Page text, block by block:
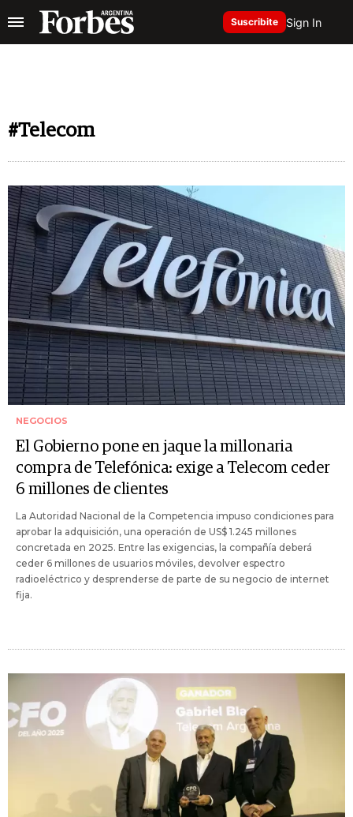
Suscribite Sign In
#Telecom
NEGOCIOS
El Gobierno pone en jaque la millonaria
compra de Telefónica: exige a Telecom ceder
6 millones de clientes
La Autoridad Nacional de la Competencia impuso condiciones para
aprobar la adquisición, una operación de US$ 1.245 millones
concretada en 2025. Entre las exigencias, la compañía deberá
ceder 6 millones de usuarios móviles, devolver espectro
radioeléctrico y desprenderse de parte de su negocio de internet
fija.